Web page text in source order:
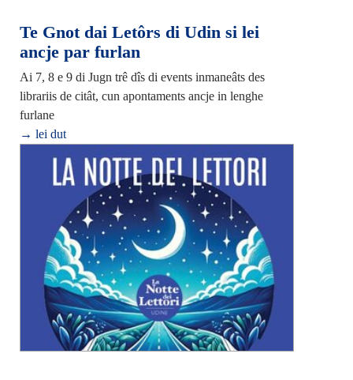
Te Gnot dai Letôrs di Udin si lei
ancje par furlan
Ai 7, 8 e 9 di Jugn trê dîs di events inmaneâts des
librariis de citât, cun apontaments ancje in lenghe
furlane
→ lei dut